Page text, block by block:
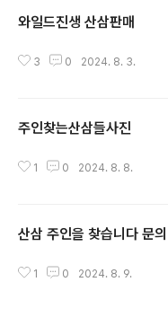
와일드진생 산삼판매
3 0 2024. 8. 3.
주인찾는산삼들사진
1 0 2024. 8. 8.
산삼 주인을 찾습니다
1 0 2024. 8. 9.